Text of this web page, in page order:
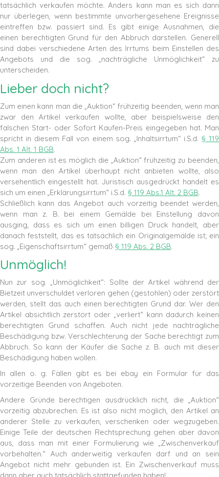
tatsächlich verkaufen möchte. Anders kann man es sich dann
nur überlegen, wenn bestimmte unvorhergesehene Ereignisse
eintreffen bzw. passiert sind. Es gibt einige Ausnahmen, die
einen berechtigten Grund für den Abbruch darstellen. Generell
sind dabei verschiedene Arten des Irrtums beim Einstellen des
Angebots und die sog. „nachträgliche Unmöglichkeit“ zu
unterscheiden.
Lieber doch nicht?
Zum einen kann man die „Auktion“ frühzeitig beenden, wenn man
zwar den Artikel verkaufen wollte, aber beispielsweise den
falschen Start- oder Sofort Kaufen-Preis eingegeben hat. Man
spricht in diesem Fall von einem sog. „Inhaltsirrtum“ i.S.d. § 119
Abs. 1 Alt. 1 BGB.
Zum anderen ist es möglich die „Auktion“ frühzeitig zu beenden,
wenn man den Artikel überhaupt nicht anbieten wollte, also
versehentlich eingestellt hat. Juristisch ausgedrückt handelt es
sich um einen „Erklärungsirrtum“ i.S.d. § 119 Abs.1 Alt. 2 BGB.
Schließlich kann das Angebot auch vorzeitig beendet werden,
wenn man z. B. bei einem Gemälde bei Einstellung davon
ausging, dass es sich um einen billigen Druck handelt, aber
danach feststellt, das es tatsächlich ein Originalgemälde ist; ein
sog. „Eigenschaftsirrtum“ gemäß § 119 Abs. 2 BGB.
Unmöglich!
Nun zur sog. „Unmöglichkeit“: Sollte der Artikel während der
Bietzeit unverschuldet verloren gehen (gestohlen) oder zerstört
werden, stellt das auch einen berechtigten Grund dar. Wer den
Artikel absichtlich zerstört oder „verliert“ kann dadurch keinen
berechtigten Grund schaffen. Auch nicht jede nachträgliche
Beschädigung bzw. Verschlechterung der Sache berechtigt zum
Abbruch. So kann der Käufer die Sache z. B. auch mit dieser
Beschädigung haben wollen.
In allen o. g. Fällen gibt es bei ebay ein Formular für das
vorzeitige Beenden von Angeboten.
Andere Gründe berechtigen ausdrücklich nicht, die „Auktion“
vorzeitig abzubrechen. Es ist also nicht möglich, den Artikel an
anderer Stelle zu verkaufen, verschenken oder wegzugeben.
Einige Teile der deutschen Rechtsprechung gehen aber davon
aus, dass man mit einer Formulierung wie „Zwischenverkauf
vorbehalten.“ Auch anderweitig verkaufen darf und an sein
Angebot nicht mehr gebunden ist. Ein Zwischenverkauf muss